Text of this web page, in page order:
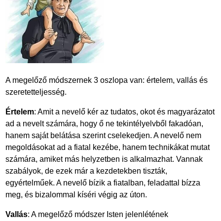
A megelőző módszernek 3 oszlopa van: értelem, vallás és
szeretetteljesség.
Értelem: Amit a nevelő kér az tudatos, okot és magyarázatot
ad a nevelt számára, hogy ő ne tekintélyelvből fakadóan,
hanem saját belátása szerint cselekedjen. A nevelő nem
megoldásokat ad a fiatal kezébe, hanem technikákat mutat
számára, amiket más helyzetben is alkalmazhat. Vannak
szabályok, de ezek már a kezdetekben tiszták,
egyértelműek. A nevelő bízik a fiatalban, feladattal bízza
meg, és bizalommal kíséri végig az úton.
Vallás: A megelőző módszer Isten jelenlétének